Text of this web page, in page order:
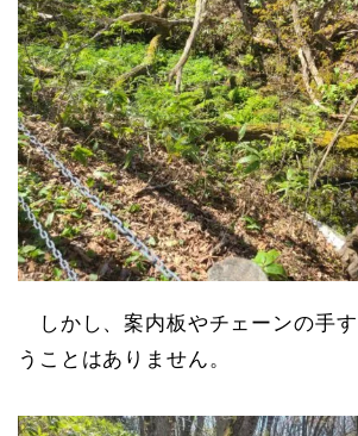
しかし、案内板やチェーンの手
うことはありません。